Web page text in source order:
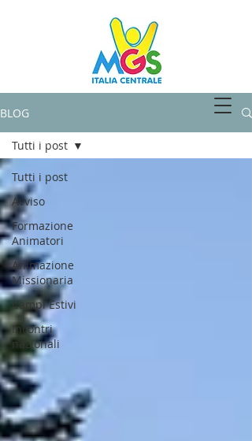
BLOG
Tutti i post
Avviso
Formazione
Animatori
Animazione
Missionaria
Campi Estivi
Incontri
nazionali
Tutti i post